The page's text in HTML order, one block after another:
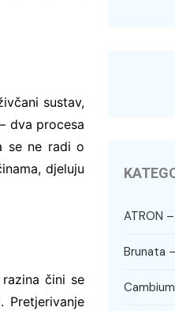
sustav,
dva procesa
se ne radi o
djeluju
čini se
Pretjerivanje
ATRON
Brunata